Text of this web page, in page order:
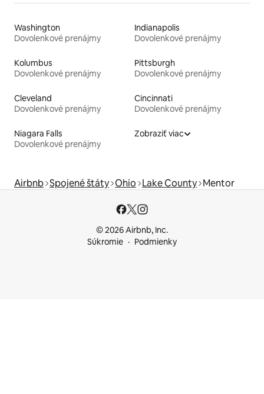
Washington
Dovolenkové prenájmy
Indianapolis
Dovolenkové prenájmy
Kolumbus
Dovolenkové prenájmy
Pittsburgh
Dovolenkové prenájmy
Cleveland
Dovolenkové prenájmy
Cincinnati
Dovolenkové prenájmy
Niagara Falls
Dovolenkové prenájmy
Zobraziť viac
Airbnb Spojené štáty Ohio Lake County Mentor
© 2026 Airbnb, Inc.
Súkromie
Podmienky